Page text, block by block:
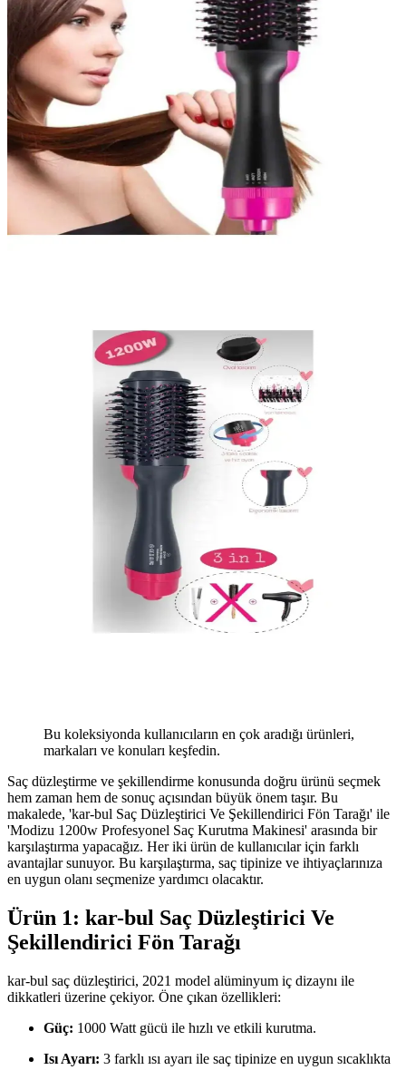
Bu koleksiyonda kullanıcıların en çok aradığı ürünleri,
markaları ve konuları keşfedin.
Saç düzleştirme ve şekillendirme konusunda doğru ürünü seçmek
hem zaman hem de sonuç açısından büyük önem taşır. Bu
makalede, 'kar-bul Saç Düzleştirici Ve Şekillendirici Fön Tarağı' ile
'Modizu 1200w Profesyonel Saç Kurutma Makinesi' arasında bir
karşılaştırma yapacağız. Her iki ürün de kullanıcılar için farklı
avantajlar sunuyor. Bu karşılaştırma, saç tipinize ve ihtiyaçlarınıza
en uygun olanı seçmenize yardımcı olacaktır.
Ürün 1: kar-bul Saç Düzleştirici Ve
Şekillendirici Fön Tarağı
kar-bul saç düzleştirici, 2021 model alüminyum iç dizaynı ile
dikkatleri üzerine çekiyor. Öne çıkan özellikleri:
Güç: 1000 Watt gücü ile hızlı ve etkili kurutma.
Isı Ayarı: 3 farklı ısı ayarı ile saç tipinize en uygun sıcaklıkta